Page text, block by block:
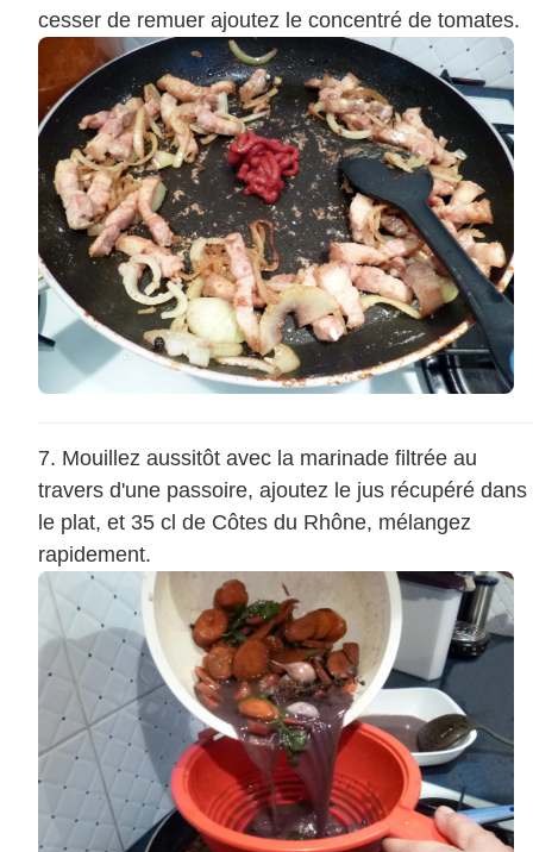
cesser de remuer ajoutez le concentré de tomates.
Mouillez aussitôt avec la marinade filtrée au
travers d'une passoire, ajoutez le jus récupéré dans
le plat, et 35 cl de Côtes du Rhône, mélangez
rapidement.